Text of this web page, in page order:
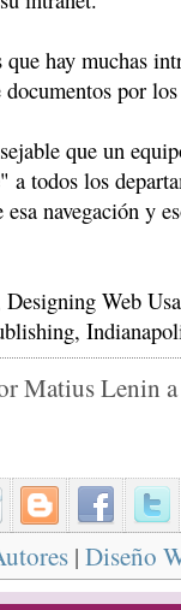
hay muchas
por
que un
a todos los
esa navegación y
Designing Web
Matius Lenin
| Diseño